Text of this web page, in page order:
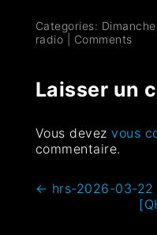
Categories: Dimanche
radio
Comments
Laisser un
Vous devezvous
commentaire.
← hrs-2026-03-22